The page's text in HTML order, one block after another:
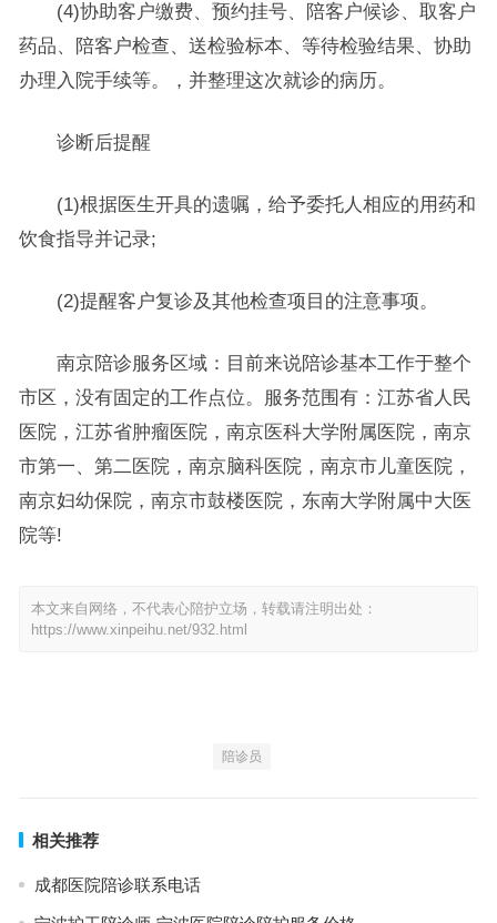
(4)协助客户缴费、预约挂号、陪客户候诊、取客户
药品、陪客户检查、送检验标本、等待检验结果、协助
办理入院手续等。，并整理这次就诊的病历。
诊断后提醒
(1)根据医生开具的遗嘱，给予委托人相应的用药和
饮食指导并记录;
(2)提醒客户复诊及其他检查项目的注意事项。
南京陪诊服务区域：目前来说陪诊基本工作于整个
市区，没有固定的工作点位。服务范围有：江苏省人民
医院，江苏省肿瘤医院，南京医科大学附属医院，南京
市第一、第二医院，南京脑科医院，南京市儿童医院，
南京妇幼保院，南京市鼓楼医院，东南大学附属中大医
院等!
本文来自网络，不代表心陪护立场，转载请注明出处：
https://www.xinpeihu.net/932.html
陪诊员
相关推荐
成都医院陪诊联系电话